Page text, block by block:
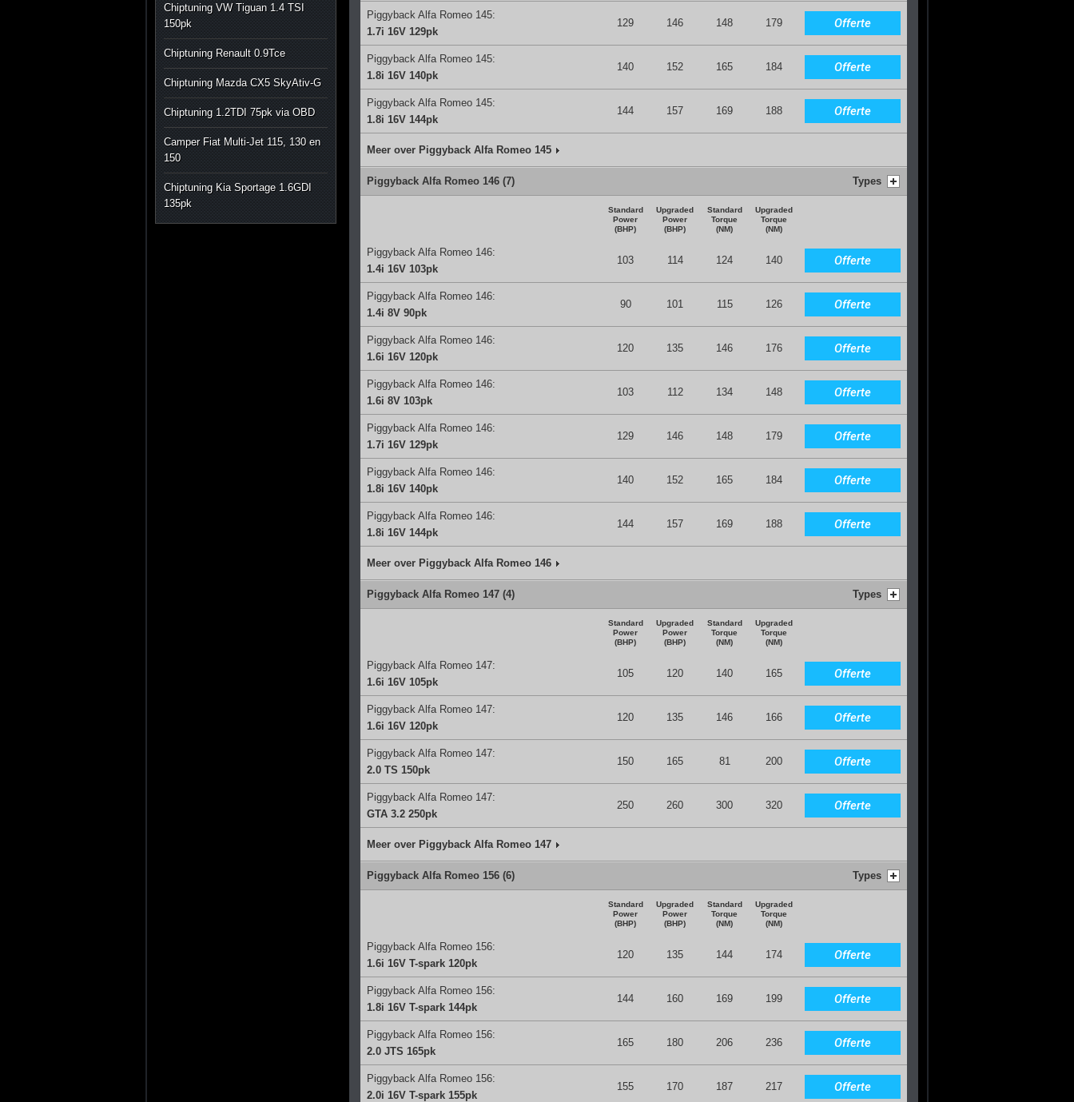
Chiptuning VW Tiguan 1.4 TSI
150pk
Chiptuning Renault 0.9Tce
Chiptuning Mazda CX5 SkyAtiv-G
Chiptuning 1.2TDI 75pk via OBD
Camper Fiat Multi-Jet 115, 130 en
150
Chiptuning Kia Sportage 1.6GDI
135pk
Piggyback Alfa Romeo 145:
1.7i 16V 129pk
129 146 148 179 Offerte
Piggyback Alfa Romeo 145:
1.8i 16V 140pk
140 152 165 184 Offerte
Piggyback Alfa Romeo 145:
1.8i 16V 144pk
144 157 169 188 Offerte
Meer over Piggyback Alfa Romeo 145
Piggyback Alfa Romeo 146 (7) Types
Standard
Power
(BHP)
Upgraded
Power
(BHP)
Standard
Torque
(NM)
Upgraded
Torque
(NM)
Piggyback Alfa Romeo 146:
1.4i 16V 103pk
103 114 124 140 Offerte
Piggyback Alfa Romeo 146:
1.4i 8V 90pk
90 101 115 126 Offerte
Piggyback Alfa Romeo 146:
1.6i 16V 120pk
120 135 146 176 Offerte
Piggyback Alfa Romeo 146:
1.6i 8V 103pk
103 112 134 148 Offerte
Piggyback Alfa Romeo 146:
1.7i 16V 129pk
129 146 148 179 Offerte
Piggyback Alfa Romeo 146:
1.8i 16V 140pk
140 152 165 184 Offerte
Piggyback Alfa Romeo 146:
1.8i 16V 144pk
144 157 169 188 Offerte
Meer over Piggyback Alfa Romeo 146
Piggyback Alfa Romeo 147 (4) Types
Standard
Power
(BHP)
Upgraded
Power
(BHP)
Standard
Torque
(NM)
Upgraded
Torque
(NM)
Piggyback Alfa Romeo 147:
1.6i 16V 105pk
105 120 140 165 Offerte
Piggyback Alfa Romeo 147:
1.6i 16V 120pk
120 135 146 166 Offerte
Piggyback Alfa Romeo 147:
2.0 TS 150pk
150 165 81 200 Offerte
Piggyback Alfa Romeo 147:
GTA 3.2 250pk
250 260 300 320 Offerte
Meer over Piggyback Alfa Romeo 147
Piggyback Alfa Romeo 156 (6) Types
Standard
Power
(BHP)
Upgraded
Power
(BHP)
Standard
Torque
(NM)
Upgraded
Torque
(NM)
Piggyback Alfa Romeo 156:
1.6i 16V T-spark 120pk
120 135 144 174 Offerte
Piggyback Alfa Romeo 156:
1.8i 16V T-spark 144pk
144 160 169 199 Offerte
Piggyback Alfa Romeo 156:
2.0 JTS 165pk
165 180 206 236 Offerte
Piggyback Alfa Romeo 156:
2.0i 16V T-spark 155pk
155 170 187 217 Offerte